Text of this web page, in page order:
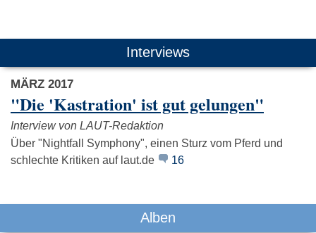
Das könnte Dich auch interessieren:
Hans Zimmer David Garrett
Interviews
MÄRZ 2017
"Die 'Kastration' ist gut gelungen"
Interview von LAUT-Redaktion
Über "Nightfall Symphony", einen Sturz vom Pferd und
schlechte Kritiken auf laut.de
16
Alben